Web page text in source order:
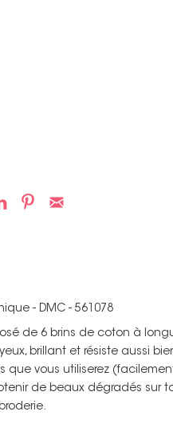
- DMC - 561078
de 6 brins de coton à
brillant et résiste aussi
que vous utiliserez
de beaux dégradés sur